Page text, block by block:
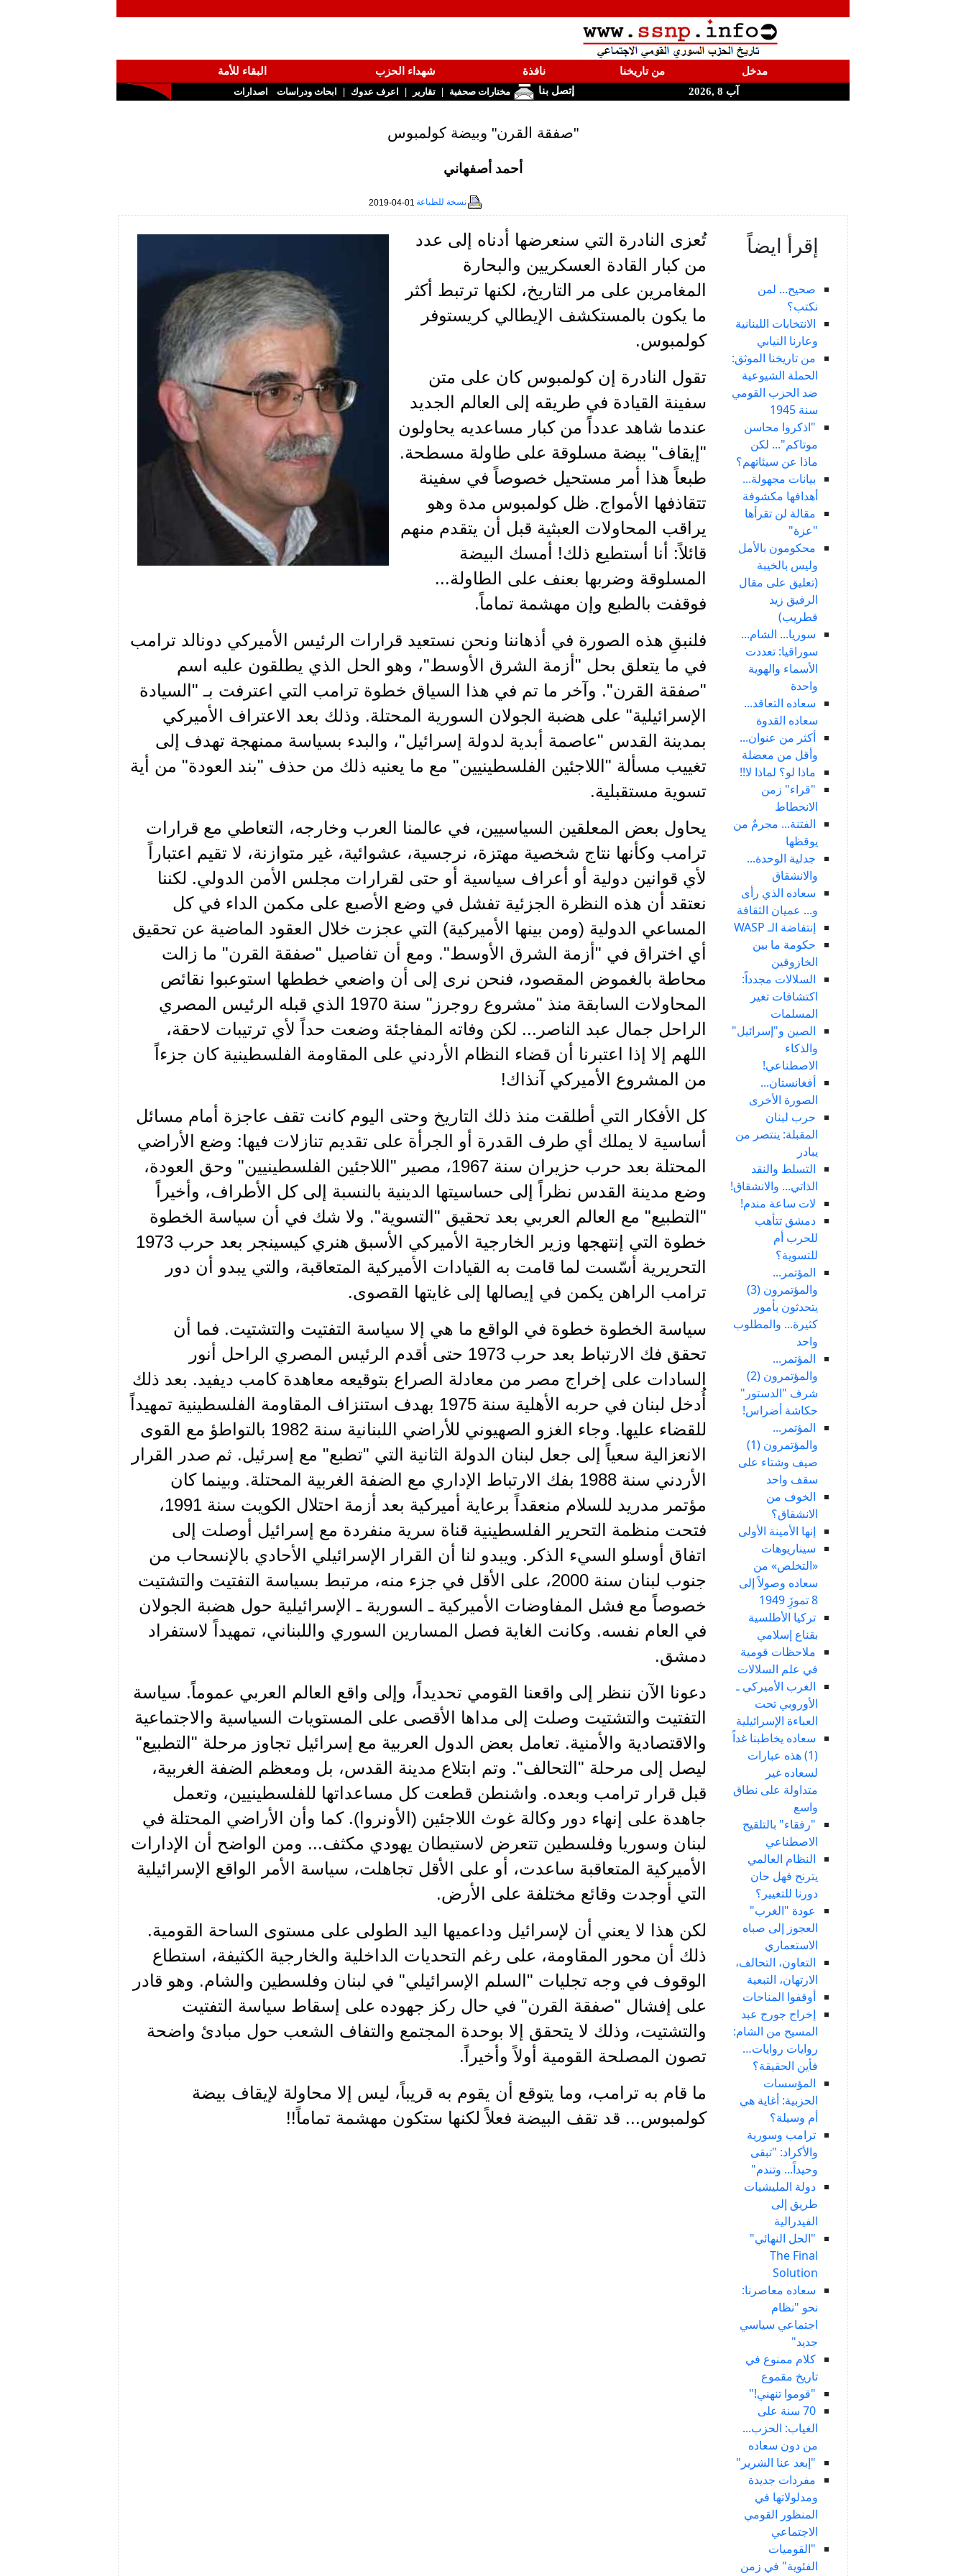
مدخل من تاريخنا نافذة شهداء الحزب
البقاء للأمة
آب 8 ,2026
إتصل بنا مختارات صحفية | تقارير | اعرف عدوك | ابحاث ودراسات اصدارات
"صفقة القرن" وبيضة كولمبوس
أحمد أصفهاني
نسخة للطباعة 2019-04-01
إقرأ ايضاً
صحيح... لمن
نكتب؟
الانتخابات اللبنانية
وعارنا النيابي
من تاريخنا الموثق:
الحملة الشيوعية
ضد الحزب القومي
سنة 1945
"اذكروا محاسن
موتاكم"... لكن
ماذا عن سيئاتهم؟
بيانات مجهولة...
أهدافها مكشوفة
مقالة لن تقرأها
"عزة"
محكومون بالأمل
وليس بالخيبة
(تعليق على مقال
الرفيق زيد
قطريب)
سوريا... الشام...
سوراقيا: تعددت
الأسماء والهوية
واحدة
سعاده التعاقد...
سعاده القدوة
أكثر من عنوان...
وأقل من معضلة
ماذا لو؟ لماذا لا!!
"قراء" زمن
الانحطاط
الفتنة... مجرمٌ من
يوقظها
جدلية الوحدة...
والانشقاق
سعاده الذي رأى
و... عميان الثقافة
إنتفاضة الـ WASP
حكومة ما بين
الخازوقين
السلالات مجدداً:
اكتشافات تغير
المسلمات
الصين و"إسرائيل"
والذكاء
الاصطناعي!
أفغانستان...
الصورة الأخرى
حرب لبنان
المقبلة: ينتصر من
يبادر
التسلط والنقد
الذاتي... والانشقاق!
لات ساعة مندم!
دمشق تتأهب
للحرب أم
للتسوية؟
المؤتمر...
والمؤتمرون (3)
يتحدثون بأمور
كثيرة... والمطلوب
واحد
المؤتمر...
والمؤتمرون (2)
شرف "الدستور"
حكاشة أضراس!
المؤتمر...
والمؤتمرون (1)
صيف وشتاء على
سقف واحد
الخوف من
الانشقاق؟
إنها الأمينة الأولى
سيناريوهات
«التخلص» من
سعاده وصولاً إلى
8 تموزَِ 1949
تركيا الأطلسية
بقناع إسلامي
ملاحظات قومية
في علم السلالات
الغرب الأميركي ـ
الأوروبي تحت
العباءة الإسرائيلية
سعاده يخاطبنا غداً
(1) هذه عبارات
لسعاده غير
متداولة على نطاق
واسع
"رفقاء" بالتلقيح
الاصطناعي
النظام العالمي
يترنح فهل حان
دورنا للتغيير؟
عودة "الغرب"
العجوز إلى صباه
الاستعماري
التعاون، التحالف،
الارتهان، التبعية
أوقفوا المناحات
إخراج جورج عبد
المسيح من الشام:
روايات روايات…
فأين الحقيقة؟
المؤسسات
الحزبية: أغاية هي
أم وسيلة؟
ترامب وسورية
والأكراد: "تبقى
وحيداً... وتندم"
دولة المليشيات
طريق إلى
الفيدرالية
"الحل النهائي"
The Final
Solution
سعاده معاصرنا:
نحو "نظام
اجتماعي سياسي
جديد"
كلام ممنوع في
تاريخ مقموع
"قوموا تنهني!"
70 سنة على
الغياب: الحزب...
من دون سعاده
"إبعد عنا الشرير"
مفردات جديدة
ومدلولاتها في
المنظور القومي
الاجتماعي
"القوميات
الفئوية" في زمن
تُعزى النادرة التي سنعرضها أدناه إلى عدد
من كبار القادة العسكريين والبحارة
المغامرين على مر التاريخ، لكنها ترتبط أكثر
ما يكون بالمستكشف الإيطالي كريستوفر
كولمبوس.
تقول النادرة إن كولمبوس كان على متن
سفينة القيادة في طريقه إلى العالم الجديد
عندما شاهد عدداً من كبار مساعديه يحاولون
"إيقاف" بيضة مسلوقة على طاولة مسطحة.
طبعاً هذا أمر مستحيل خصوصاً في سفينة
تتقاذفها الأمواج. ظل كولمبوس مدة وهو
يراقب المحاولات العبثية قبل أن يتقدم منهم
قائلاً: أنا أستطيع ذلك! أمسك البيضة
المسلوقة وضربها بعنف على الطاولة...
فوقفت بالطبع وإن مهشمة تماماً.
فلنبقِ هذه الصورة في أذهاننا ونحن نستعيد قرارات الرئيس الأميركي دونالد ترامب
في ما يتعلق بحل "أزمة الشرق الأوسط"، وهو الحل الذي يطلقون عليه اسم
"صفقة القرن". وآخر ما تم في هذا السياق خطوة ترامب التي اعترفت بـ "السيادة
الإسرائيلية" على هضبة الجولان السورية المحتلة. وذلك بعد الاعتراف الأميركي
بمدينة القدس "عاصمة أبدية لدولة إسرائيل"، والبدء بسياسة ممنهجة تهدف إلى
تغييب مسألة "اللاجئين الفلسطينيين" مع ما يعنيه ذلك من حذف "بند العودة" من أية
تسوية مستقبلية.
يحاول بعض المعلقين السياسيين، في عالمنا العرب وخارجه، التعاطي مع قرارات
ترامب وكأنها نتاج شخصية مهتزة، نرجسية، عشوائية، غير متوازنة، لا تقيم اعتباراً
لأي قوانين دولية أو أعراف سياسية أو حتى لقرارات مجلس الأمن الدولي. لكننا
نعتقد أن هذه النظرة الجزئية تفشل في وضع الأصبع على مكمن الداء في كل
المساعي الدولية (ومن بينها الأميركية) التي عجزت خلال العقود الماضية عن تحقيق
أي اختراق في "أزمة الشرق الأوسط". ومع أن تفاصيل "صفقة القرن" ما زالت
محاطة بالغموض المقصود، فنحن نرى إلى أن واضعي خططها استوعبوا نقائص
المحاولات السابقة منذ "مشروع روجرز" سنة 1970 الذي قبله الرئيس المصري
الراحل جمال عبد الناصر... لكن وفاته المفاجئة وضعت حداً لأي ترتيبات لاحقة،
اللهم إلا إذا اعتبرنا أن قضاء النظام الأردني على المقاومة الفلسطينية كان جزءاً
من المشروع الأميركي آنذاك!
كل الأفكار التي أطلقت منذ ذلك التاريخ وحتى اليوم كانت تقف عاجزة أمام مسائل
أساسية لا يملك أي طرف القدرة أو الجرأة على تقديم تنازلات فيها: وضع الأراضي
المحتلة بعد حرب حزيران سنة 1967، مصير "اللاجئين الفلسطينيين" وحق العودة،
وضع مدينة القدس نظراً إلى حساسيتها الدينية بالنسبة إلى كل الأطراف، وأخيراً
"التطبيع" مع العالم العربي بعد تحقيق "التسوية". ولا شك في أن سياسة الخطوة
خطوة التي إنتهجها وزير الخارجية الأميركي الأسبق هنري كيسينجر بعد حرب 1973
التحريرية أسّست لما قامت به القيادات الأميركية المتعاقبة، والتي يبدو أن دور
ترامب الراهن يكمن في إيصالها إلى غايتها القصوى.
سياسة الخطوة خطوة في الواقع ما هي إلا سياسة التفتيت والتشتيت. فما أن
تحقق فك الارتباط بعد حرب 1973 حتى أقدم الرئيس المصري الراحل أنور
السادات على إخراج مصر من معادلة الصراع بتوقيعه معاهدة كامب ديفيد. بعد ذلك
أُدخل لبنان في حربه الأهلية سنة 1975 بهدف استنزاف المقاومة الفلسطينية تمهيداً
للقضاء عليها. وجاء الغزو الصهيوني للأراضي اللبنانية سنة 1982 بالتواطؤ مع القوى
الانعزالية سعياً إلى جعل لبنان الدولة الثانية التي "تطبع" مع إسرئيل. ثم صدر القرار
الأردني سنة 1988 بفك الارتباط الإداري مع الضفة الغربية المحتلة. وبينما كان
مؤتمر مدريد للسلام منعقداً برعاية أميركية بعد أزمة احتلال الكويت سنة 1991،
فتحت منظمة التحرير الفلسطينية قناة سرية منفردة مع إسرائيل أوصلت إلى
اتفاق أوسلو السيء الذكر. ويبدو لنا أن القرار الإسرائيلي الأحادي بالإنسحاب من
جنوب لبنان سنة 2000، على الأقل في جزء منه، مرتبط بسياسة التفتيت والتشتيت
خصوصاً مع فشل المفاوضات الأميركية ـ السورية ـ الإسرائيلية حول هضبة الجولان
في العام نفسه. وكانت الغاية فصل المسارين السوري واللبناني، تمهيداً لاستفراد
دمشق.
دعونا الآن ننظر إلى واقعنا القومي تحديداً، وإلى واقع العالم العربي عموماً. سياسة
التفتيت والتشتيت وصلت إلى مداها الأقصى على المستويات السياسية والاجتماعية
والاقتصادية والأمنية. تعامل بعض الدول العربية مع إسرائيل تجاوز مرحلة "التطبيع"
ليصل إلى مرحلة "التحالف". وتم ابتلاع مدينة القدس، بل ومعظم الضفة الغربية،
قبل قرار ترامب وبعده. واشنطن قطعت كل مساعداتها للفلسطينيين، وتعمل
جاهدة على إنهاء دور وكالة غوث اللاجئين (الأونروا). كما وأن الأراضي المحتلة في
لبنان وسوريا وفلسطين تتعرض لاستيطان يهودي مكثف... ومن الواضح أن الإدارات
الأميركية المتعاقبة ساعدت، أو على الأقل تجاهلت، سياسة الأمر الواقع الإسرائيلية
التي أوجدت وقائع مختلفة على الأرض.
لكن هذا لا يعني أن لإسرائيل وداعميها اليد الطولى على مستوى الساحة القومية.
ذلك أن محور المقاومة، على رغم التحديات الداخلية والخارجية الكثيفة، استطاع
الوقوف في وجه تجليات "السلم الإسرائيلي" في لبنان وفلسطين والشام. وهو قادر
على إفشال "صفقة القرن" في حال ركز جهوده على إسقاط سياسة التفتيت
والتشتيت، وذلك لا يتحقق إلا بوحدة المجتمع والتفاف الشعب حول مبادئ واضحة
تصون المصلحة القومية أولاً وأخيراً.
ما قام به ترامب، وما يتوقع أن يقوم به قريباً، ليس إلا محاولة لإيقاف بيضة
كولمبوس... قد تقف البيضة فعلاً لكنها ستكون مهشمة تماماً!!